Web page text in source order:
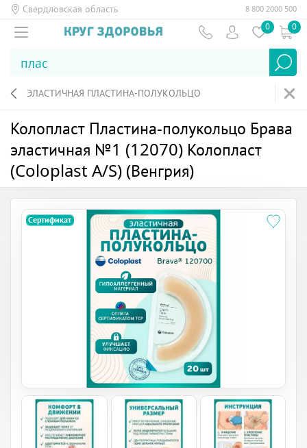
Свердловская область 8 800 2000 500
0 0
ЭЛАСТИЧНАЯ ПЛАСТИНА-ПОЛУКОЛЬЦО
Колопласт Пластина-полукольцо Брава
эластичная №1 (12070) Колопласт
(Coloplast A/S) (Венгрия)
Сертификат